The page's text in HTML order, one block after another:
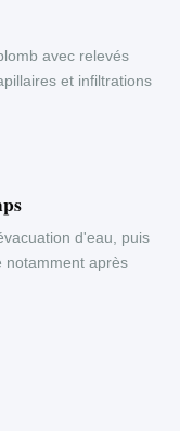
avec relevés
et infiltrations
d'eau, puis
notamment après